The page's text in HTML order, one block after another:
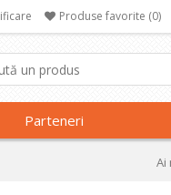
Produse favorite (0)
Parteneri
Ai